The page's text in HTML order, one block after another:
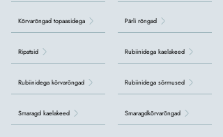
Kõrvarõngad topaasidega
Ripatsid
Rubiinidega kõrvarõngad
Smaragd kaelakeed
Pärli rõngad
Rubiinidega kaelakeed
Rubiinidega sõrmused
Smaragdkõrvarõngad